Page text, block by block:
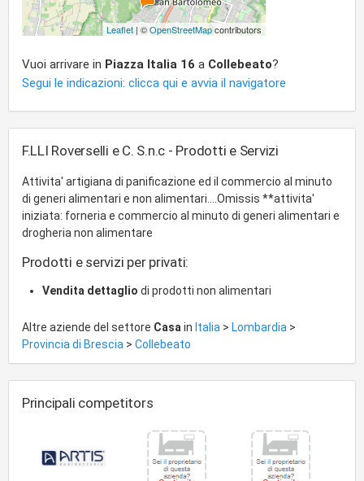
Leaflet | ©OpenStreetMapcontributors
Vuoi arrivare in Piazza Italia 16 a Collebeato?
Segui le indicazioni: clicca qui e avvia il navigatore
F.LLI Roverselli e C. S.n.c - Prodotti e Servizi
Attivita' artigiana di panificazione ed il commercio al minuto
di generi alimentari e non alimentari....Omissis **attivita'
iniziata: forneria e commercio al minuto di generi alimentari e
drogheria non alimentare
Prodotti e servizi per privati:
Vendita dettaglio di prodotti non alimentari
Altre aziende del settore Casa in Italia > Lombardia >
Provincia di Brescia > Collebeato
Principali competitors